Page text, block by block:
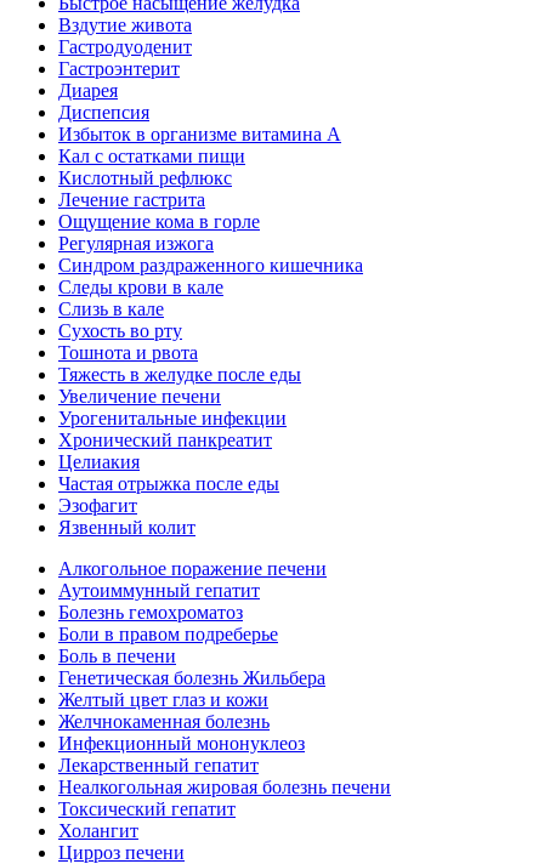
Вздутие живота
Гастродуоденит
Гастроэнтерит
Диарея
Диспепсия
Избыток в организме витамина А
Кал с остатками пищи
Кислотный рефлюкс
Лечение гастрита
Ощущение кома в горле
Регулярная изжога
Синдром раздраженного кишечника
Следы крови в кале
Слизь в кале
Сухость во рту
Тошнота и рвота
Тяжесть в желудке после еды
Увеличение печени
Урогенитальные инфекции
Хронический панкреатит
Целиакия
Частая отрыжка после еды
Эзофагит
Язвенный колит
Алкогольное поражение печени
Аутоиммунный гепатит
Болезнь гемохроматоз
Боли в правом подреберье
Боль в печени
Генетическая болезнь Жильбера
Желтый цвет глаз и кожи
Желчнокаменная болезнь
Инфекционный мононуклеоз
Лекарственный гепатит
Неалкогольная жировая болезнь печени
Токсический гепатит
Холангит
Цирроз печени